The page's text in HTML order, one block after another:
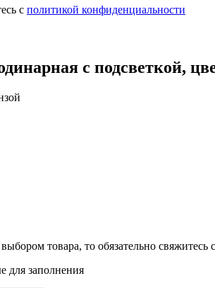
с политикой конфиденциальности
с подсветкой,
товара, то обязательно
для заполнения